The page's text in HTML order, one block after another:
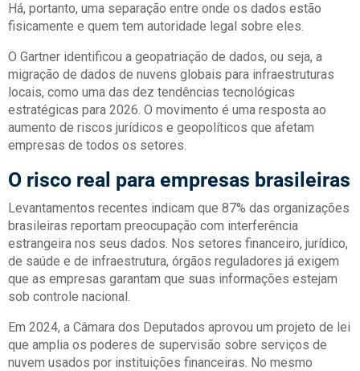
Há, portanto, uma separação entre onde os dados estão
fisicamente e quem tem autoridade legal sobre eles.
O Gartner identificou a geopatriação de dados, ou seja, a
migração de dados de nuvens globais para infraestruturas
locais, como uma das dez tendências tecnológicas
estratégicas para 2026. O movimento é uma resposta ao
aumento de riscos jurídicos e geopolíticos que afetam
empresas de todos os setores.
O risco real para empresas brasileiras
Levantamentos recentes indicam que 87% das organizações
brasileiras reportam preocupação com interferência
estrangeira nos seus dados. Nos setores financeiro, jurídico,
de saúde e de infraestrutura, órgãos reguladores já exigem
que as empresas garantam que suas informações estejam
sob controle nacional.
Em 2024, a Câmara dos Deputados aprovou um projeto de lei
que amplia os poderes de supervisão sobre serviços de
nuvem usados por instituições financeiras. No mesmo